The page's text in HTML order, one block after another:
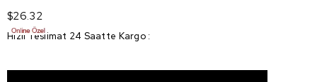
$26.32
Hızlı Teslimat 24 Saatte Kargo :